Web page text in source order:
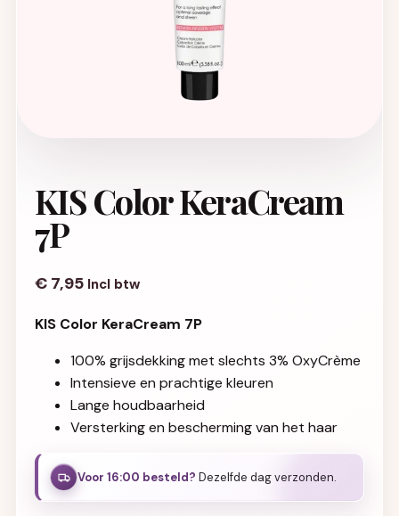
KIS Color KeraCream
7P
€ 7,95 Incl btw
KIS Color KeraCream 7P
100% grijsdekking met slechts 3% OxyCrème
Intensieve en prachtige kleuren
Lange houdbaarheid
Versterking en bescherming van het haar
Voor 16:00 besteld? Dezelfde dag verzonden.